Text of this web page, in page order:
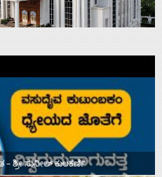
– ಶ್ರೀ ಸುನೀಲ್‌ ಕುಲಕರ್ಣಿ